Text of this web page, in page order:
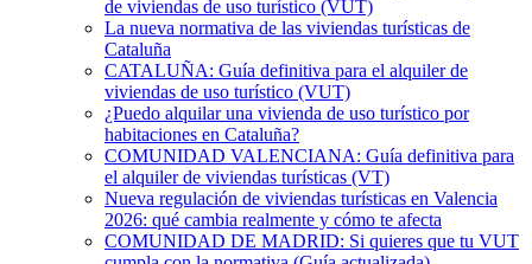
de viviendas de uso turístico (VUT)
La nueva normativa de las viviendas turísticas de
Cataluña
CATALUÑA: Guía definitiva para el alquiler de
viviendas de uso turístico (VUT)
¿Puedo alquilar una vivienda de uso turístico por
habitaciones en Cataluña?
COMUNIDAD VALENCIANA: Guía definitiva para
el alquiler de viviendas turísticas (VT)
Nueva regulación de viviendas turísticas en Valencia
2026: qué cambia realmente y cómo te afecta
COMUNIDAD DE MADRID: Si quieres que tu VUT